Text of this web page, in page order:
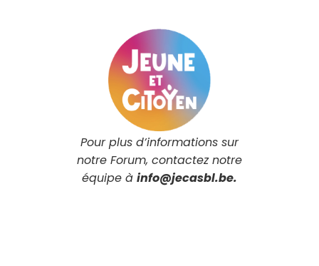
Pour plus d’informations sur
notre Forum, contactez notre
équipe à info@jecasbl.be.